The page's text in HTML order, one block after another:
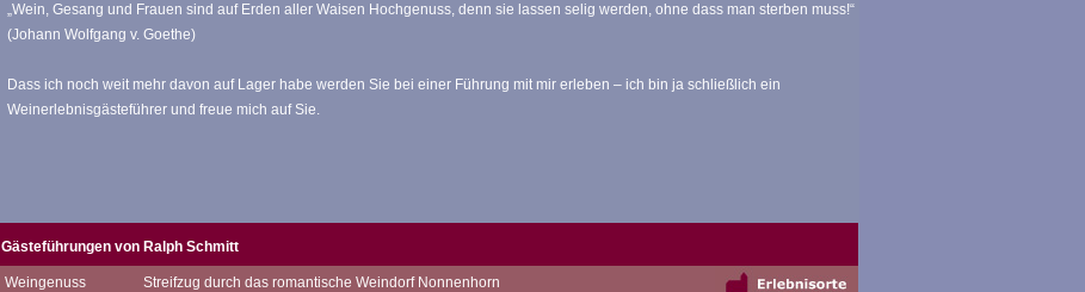
„Wein, Gesang und Frauen sind auf Erden aller Waisen Hochgenuss, denn sie lassen selig werden, ohne dass man sterben muss!“
(Johann Wolfgang v. Goethe)
Dass ich noch weit mehr davon auf Lager habe werden Sie bei einer Führung mit mir erleben – ich bin ja schließlich ein
Weinerlebnisgästeführer und freue mich auf Sie.
Gästeführungen von Ralph Schmitt
Weingenuss Streifzug durch das romantische Weindorf Nonnenhorn